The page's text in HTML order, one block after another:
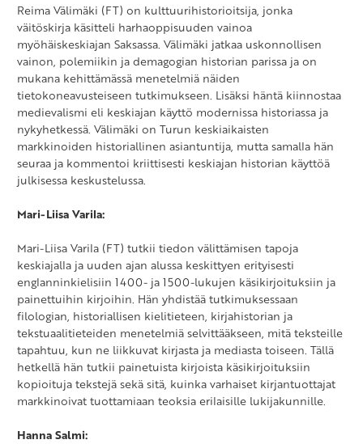
Reima Välimäki (FT) on kulttuurihistorioitsija, jonka
väitöskirja käsitteli harhaoppisuuden vainoa
myöhäiskeskiajan Saksassa. Välimäki jatkaa uskonnollisen
vainon, polemiikin ja demagogian historian parissa ja on
mukana kehittämässä menetelmiä näiden
tietokoneavusteiseen tutkimukseen. Lisäksi häntä kiinnostaa
medievalismi eli keskiajan käyttö modernissa historiassa ja
nykyhetkessä. Välimäki on Turun keskiaikaisten
markkinoiden historiallinen asiantuntija, mutta samalla hän
seuraa ja kommentoi kriittisesti keskiajan historian käyttöä
julkisessa keskustelussa.
Mari-Liisa Varila:
Mari-Liisa Varila (FT) tutkii tiedon välittämisen tapoja
keskiajalla ja uuden ajan alussa keskittyen erityisesti
englanninkielisiin 1400- ja 1500-lukujen käsikirjoituksiin ja
painettuihin kirjoihin. Hän yhdistää tutkimuksessaan
filologian, historiallisen kielitieteen, kirjahistorian ja
tekstuaalitieteiden menetelmiä selvittääkseen, mitä teksteille
tapahtuu, kun ne liikkuvat kirjasta ja mediasta toiseen. Tällä
hetkellä hän tutkii painetuista kirjoista käsikirjoituksiin
kopioituja tekstejä sekä sitä, kuinka varhaiset kirjantuottajat
markkinoivat tuottamiaan teoksia erilaisille lukijakunnille.
Hanna Salmi: